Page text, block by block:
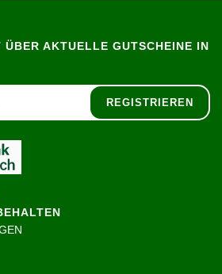
ÜBER AKTUELLE GUTSCHEINE IN
REGISTRIEREN